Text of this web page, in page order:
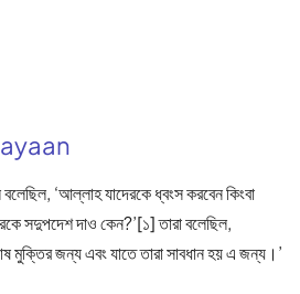
‘আল্লাহ যাদেরকে ধ্বংস করবেন কিংবা
সদুপদেশ দাও কেন?’[১] তারা বলেছিল,
মুক্তির জন্য এবং যাতে তারা সাবধান হয় এ জন্য।’